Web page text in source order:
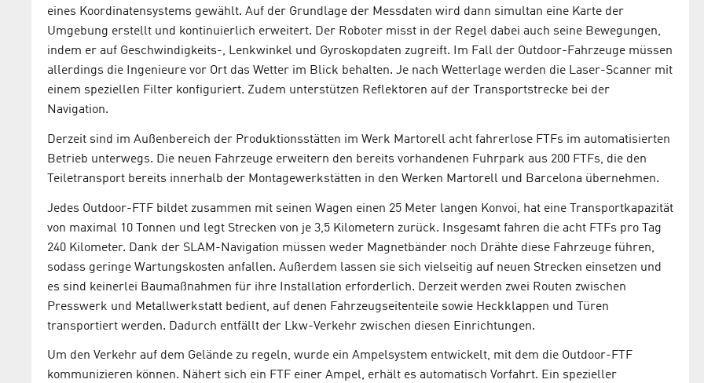
eines Koordinatensystems gewählt. Auf der Grundlage der Messdaten wird dann simultan eine Karte der
Umgebung erstellt und kontinuierlich erweitert. Der Roboter misst in der Regel dabei auch seine Bewegungen,
indem er auf Geschwindigkeits-, Lenkwinkel und Gyroskopdaten zugreift. Im Fall der Outdoor-Fahrzeuge müssen
allerdings die Ingenieure vor Ort das Wetter im Blick behalten. Je nach Wetterlage werden die Laser-Scanner mit
einem speziellen Filter konfiguriert. Zudem unterstützen Reflektoren auf der Transportstrecke bei der
Navigation.
Derzeit sind im Außenbereich der Produktionsstätten im Werk Martorell acht fahrerlose FTFs im automatisierten
Betrieb unterwegs. Die neuen Fahrzeuge erweitern den bereits vorhandenen Fuhrpark aus 200 FTFs, die den
Teiletransport bereits innerhalb der Montagewerkstätten in den Werken Martorell und Barcelona übernehmen.
Jedes Outdoor-FTF bildet zusammen mit seinen Wagen einen 25 Meter langen Konvoi, hat eine Transportkapazität
von maximal 10 Tonnen und legt Strecken von je 3,5 Kilometern zurück. Insgesamt fahren die acht FTFs pro Tag
240 Kilometer. Dank der SLAM-Navigation müssen weder Magnetbänder noch Drähte diese Fahrzeuge führen,
sodass geringe Wartungskosten anfallen. Außerdem lassen sie sich vielseitig auf neuen Strecken einsetzen und
es sind keinerlei Baumaßnahmen für ihre Installation erforderlich. Derzeit werden zwei Routen zwischen
Presswerk und Metallwerkstatt bedient, auf denen Fahrzeugseitenteile sowie Heckklappen und Türen
transportiert werden. Dadurch entfällt der Lkw-Verkehr zwischen diesen Einrichtungen.
Um den Verkehr auf dem Gelände zu regeln, wurde ein Ampelsystem entwickelt, mit dem die Outdoor-FTF
kommunizieren können. Nähert sich ein FTF einer Ampel, erhält es automatisch Vorfahrt. Ein spezieller